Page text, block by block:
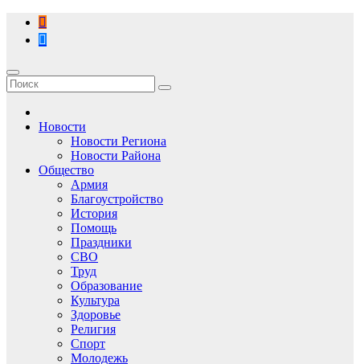
Перейти
содержимому
Новости
Новости Региона
Новости Района
Общество
Армия
Благоустройство
История
Помощь
Праздники
СВО
Труд
Образование
Культура
Здоровье
Религия
Спорт
Молодежь